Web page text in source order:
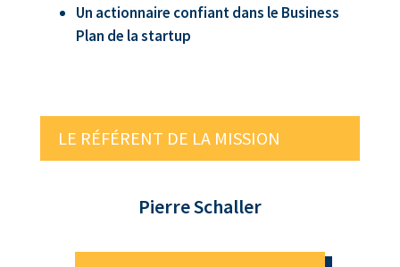
Un actionnaire confiant dans le Business
Plan de la startup
LE RÉFÉRENT DE LA MISSION
Pierre Schaller